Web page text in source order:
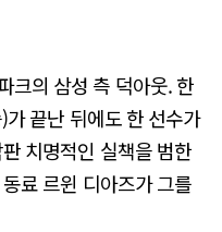
크의 삼성 측 덕아웃. 한
끝난 뒤에도 한 선수가
치명적인 실책을 범한
료 르윈 디아즈가 그를